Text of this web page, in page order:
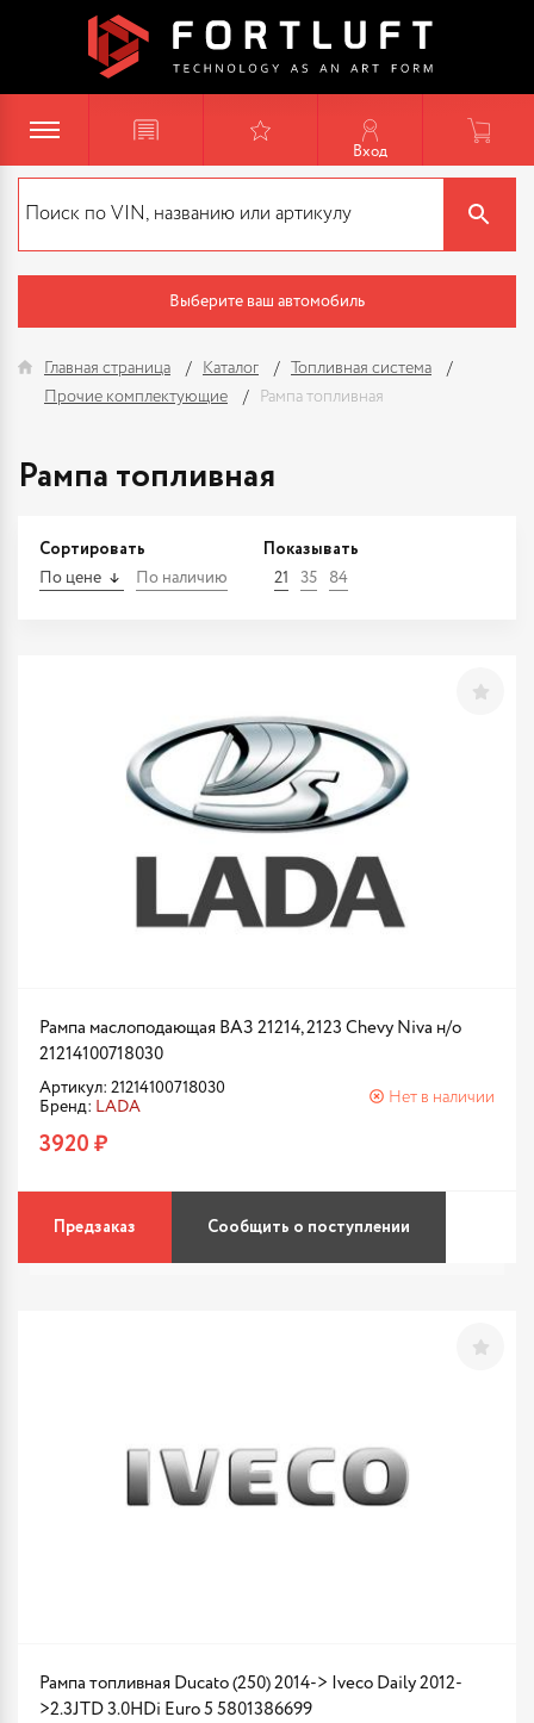
Вход
Выберите ваш автомобиль
Главная страница Каталог
Топливная система
Прочие комплектующие
Рампа топливная
Рампа топливная
Сортировать
По цене По наличию
Показывать
21 35 84
Рампа маслоподающая ВАЗ 21214, 2123 Chevy Niva н/о
21214100718030
Артикул: 21214100718030
Бренд: LADA
Нет в наличии
3920 ₽
Предзаказ Сообщить о поступлении
Рампа топливная Ducato (250) 2014-> Iveco Daily 2012-
>2.3JTD 3.0HDi Euro 5 5801386699